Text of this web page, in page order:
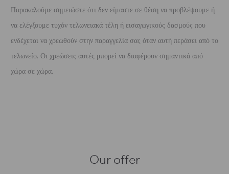
Παρακαλούμε σημειώστε ότι δεν είμαστε σε θέση να προβλέψουμε ή
να ελέγξουμε τυχόν τελωνειακά τέλη ή εισαγωγικούς δασμούς που
ενδέχεται να χρεωθούν στην παραγγελία σας όταν αυτή περάσει από το
τελωνείο. Οι χρεώσεις αυτές μπορεί να διαφέρουν σημαντικά από
χώρα σε χώρα.
Our offer